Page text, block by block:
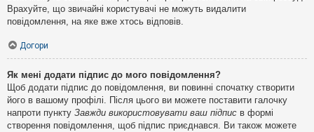
Врахуйте, що звичайні користувачі не можуть видалити
повідомлення, на яке вже хтось відповів.
Догори
Як мені додати підпис до мого повідомлення?
Щоб додати підпис до повідомлення, ви повинні спочатку створити
його в вашому профілі. Після цього ви можете поставити галочку
напроти пункту Завжди використовувати ваш підпис в формі
створення повідомлення, щоб підпис приєднався. Ви також можете